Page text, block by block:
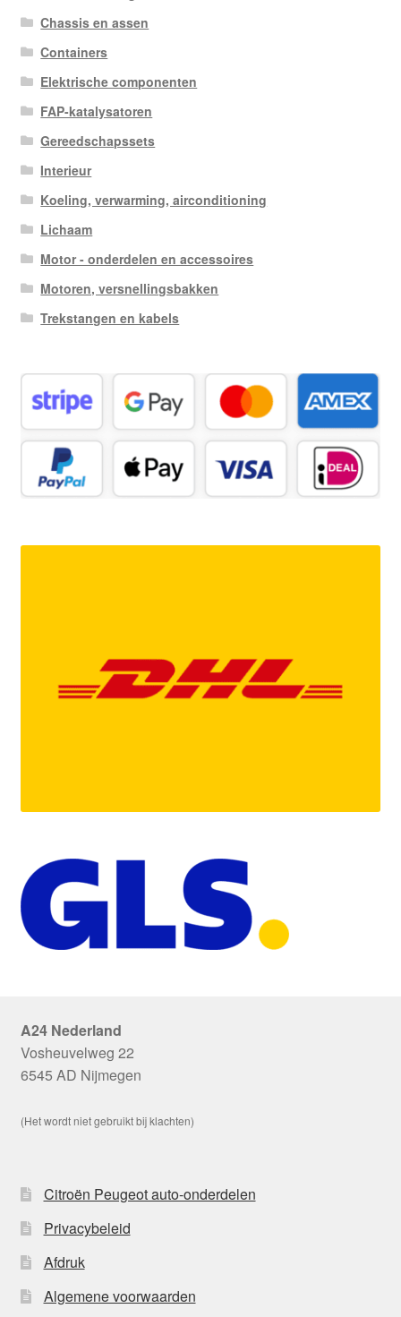
Chassis en assen
Containers
Elektrische componenten
FAP-katalysatoren
Gereedschapssets
Interieur
Koeling, verwarming, airconditioning
Lichaam
Motor - onderdelen en accessoires
Motoren, versnellingsbakken
Trekstangen en kabels
A24 Nederland
Vosheuvelweg 22
6545 AD Nijmegen
(Het wordt niet gebruikt bij klachten)
Citroën Peugeot auto-onderdelen
Privacybeleid
Afdruk
Algemene voorwaarden